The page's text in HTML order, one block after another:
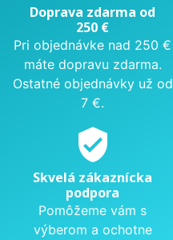
Doprava zdarma od
250 €
Pri objednávke nad 250 €
máte dopravu zdarma.
Ostatné objednávky už od
7 €.
verified_user
Skvelá zákaznícka
podpora
Pomôžeme vám s
výberom a ochotne